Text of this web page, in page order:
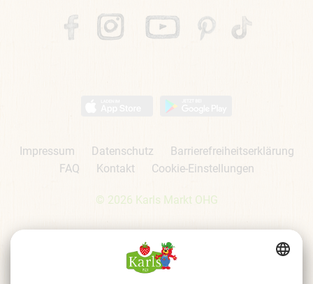
Impressum Datenschutz
Barrierefreiheitserklärung
FAQ
Kontakt Cookie-Einstellungen
© 2026 Karls Markt OHG